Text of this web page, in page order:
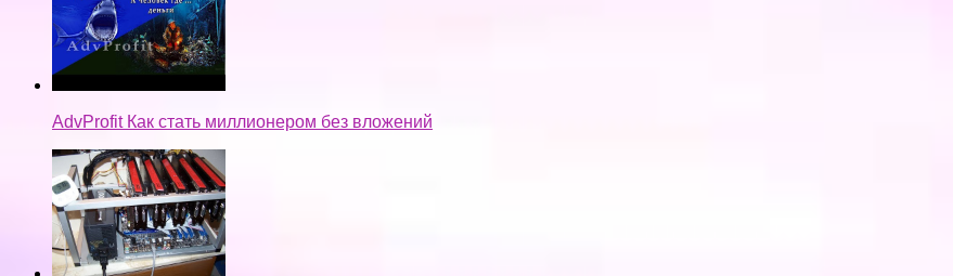
AdvProfit Как стать миллионером без вложений